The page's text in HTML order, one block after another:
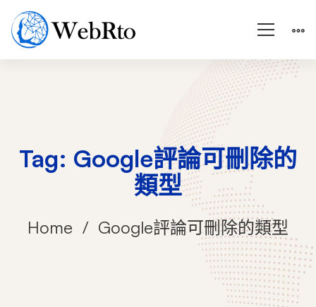
Tag: Google評論可刪除的
類型
Home Google評論可刪除的類型